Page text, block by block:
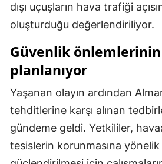
Şanlıurfa
Van
Aksaray
Bayburt
dışı uçuşların hava trafiği
oluşturduğu değerlendiriliyor.
Güvenlik önlemlerinin
planlanıyor
Yaşanan olayın ardından
tehditlerine karşı alınan
gündeme geldi. Yetkililer,
tesislerin korunmasına